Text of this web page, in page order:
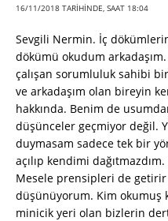
16/11/2018 TARIHINDE, SAAT 18:04
Sevgili Nermin. İç
dökümü okudum
çalışan sorumluluk sahibi
ve arkadaşım olan bireyin
hakkında. Benim de
düşünceler geçmiyor değil.
duymasam sadece tek bir
açılıp kendimi
Mesele prensipleri de
düşünüyorum. Kim okumuş
minicik yeri olan bizlerin